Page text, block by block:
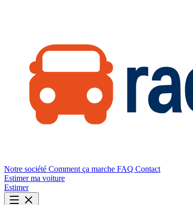
Notre société Comment ça marche FAQ Contact
Estimer ma voiture
Estimer